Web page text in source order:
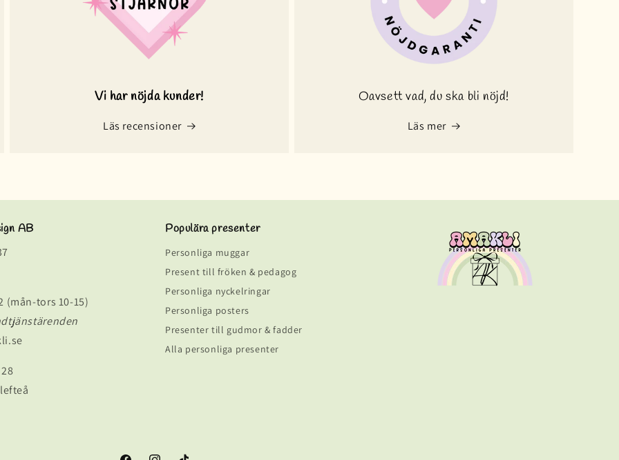
Vi har nöjda kunder!
Läs recensioner
Oavsett vad, du ska bli nöjd!
Läs mer
AB
(mån-tors 10-15)
Populära presenter
Personliga muggar
Present till fröken & pedagog
Personliga nyckelringar
Personliga posters
Presenter till gudmor & fadder
Alla personliga presenter